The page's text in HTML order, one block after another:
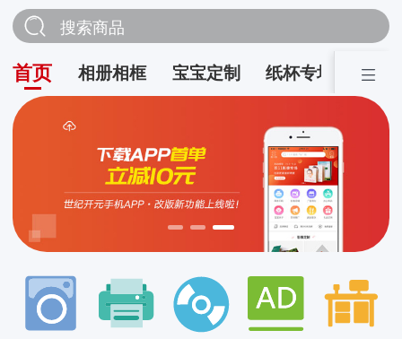
搜索商品
首页 相册相框 宝宝定制 纸杯专场 营销